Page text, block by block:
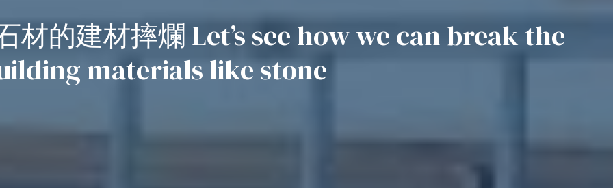
材的建材摔爛 Let’s see how we can break the
materials like stone